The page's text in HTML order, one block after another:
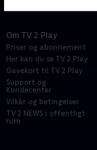
Om TV 2 Play
Priser og abonnement
Her kan du se TV 2 Play
Gavekort til TV 2 Play
Support og
Kundecenter
Vilkår og betingelser
TV 2 NEWS i offentligt
rum